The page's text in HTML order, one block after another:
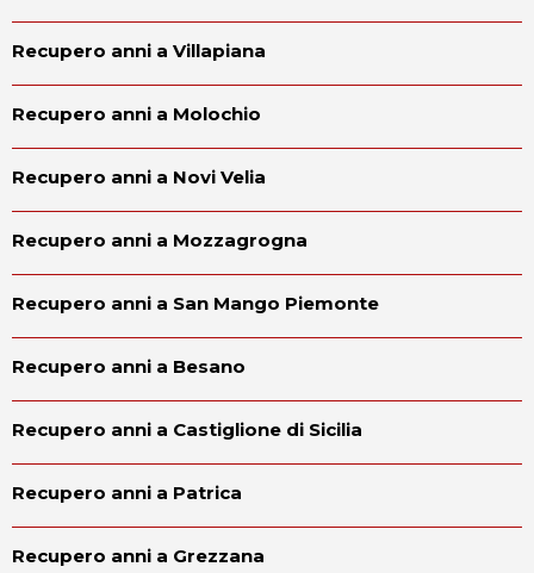
Recupero anni a Villapiana
Recupero anni a Molochio
Recupero anni a Novi Velia
Recupero anni a Mozzagrogna
Recupero anni a San Mango Piemonte
Recupero anni a Besano
Recupero anni a Castiglione di Sicilia
Recupero anni a Patrica
Recupero anni a Grezzana